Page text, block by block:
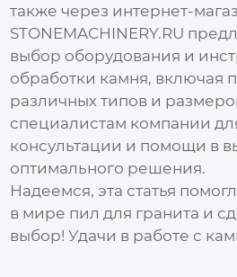
также через интернет-
STONEMACHINERY.RU
выбор оборудования и
обработки камня, включая
различных типов и
специалистам компании
консультации и помощи в
оптимального решения.
Надеемся, эта статья
в мире пил для гранита и
выбор! Удачи в работе с